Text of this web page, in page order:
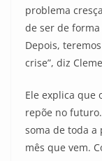
problema
de ser de
Depois,
crise”, diz
Ele explica que
repõe no
soma de toda a
mês que vem.